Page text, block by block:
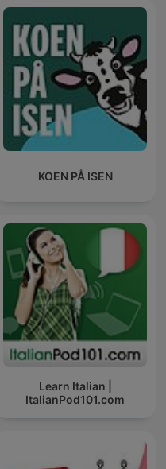
KOEN PÅ ISEN
Learn Italian |
ItalianPod101.com